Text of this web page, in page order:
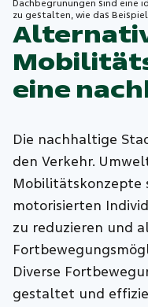
Dachbegrünungen sind eine
zu gestalten, wie das
eine
Die nachhaltige
den Verkehr.
Mobilitätskonzepte
motorisierten
zu reduzieren und
Diverse
gestaltet und